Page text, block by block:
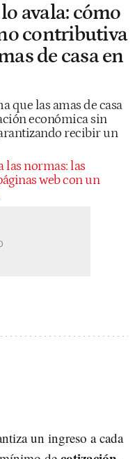
avala: cómo
contributiva
de casa en
que las amas de casa
económica sin
recibir un
las normas: las
web con un
un ingreso a cada